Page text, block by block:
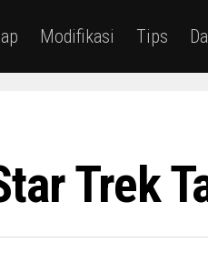
Modifikasi Tips
Trek